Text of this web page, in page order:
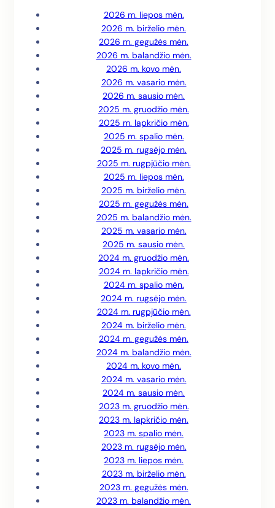
2026 m. liepos mėn.
2026 m. birželio mėn.
2026 m. gegužės mėn.
2026 m. balandžio mėn.
2026 m. kovo mėn.
2026 m. vasario mėn.
2026 m. sausio mėn.
2025 m. gruodžio mėn.
2025 m. lapkričio mėn.
2025 m. spalio mėn.
2025 m. rugsėjo mėn.
2025 m. rugpjūčio mėn.
2025 m. liepos mėn.
2025 m. birželio mėn.
2025 m. gegužės mėn.
2025 m. balandžio mėn.
2025 m. vasario mėn.
2025 m. sausio mėn.
2024 m. gruodžio mėn.
2024 m. lapkričio mėn.
2024 m. spalio mėn.
2024 m. rugsėjo mėn.
2024 m. rugpjūčio mėn.
2024 m. birželio mėn.
2024 m. gegužės mėn.
2024 m. balandžio mėn.
2024 m. kovo mėn.
2024 m. vasario mėn.
2024 m. sausio mėn.
2023 m. gruodžio mėn.
2023 m. lapkričio mėn.
2023 m. spalio mėn.
2023 m. rugsėjo mėn.
2023 m. liepos mėn.
2023 m. birželio mėn.
2023 m. gegužės mėn.
2023 m. balandžio mėn.